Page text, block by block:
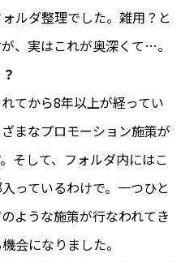
ルダ整理でした。雑用？と
、実はこれが奥深くて…。
てから8年以上が経ってい
まなプロモーション施策が
そして、フォルダ内にはこ
っているわけで。一つひと
ような施策が行なわれてき
会になりました。